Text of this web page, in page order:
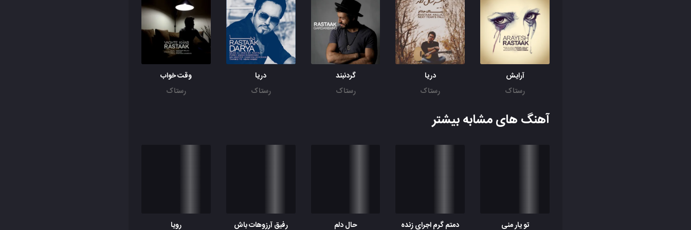
آرایش
رستاک
دریا
رستاک
گردنبند
رستاک
دریا
رستاک
وقت خواب
رستاک
آهنگ های مشابه بیشتر
تو یار منی دمتم گرم اجرای زنده حال دلم رفیق آرزوهات باش رویا